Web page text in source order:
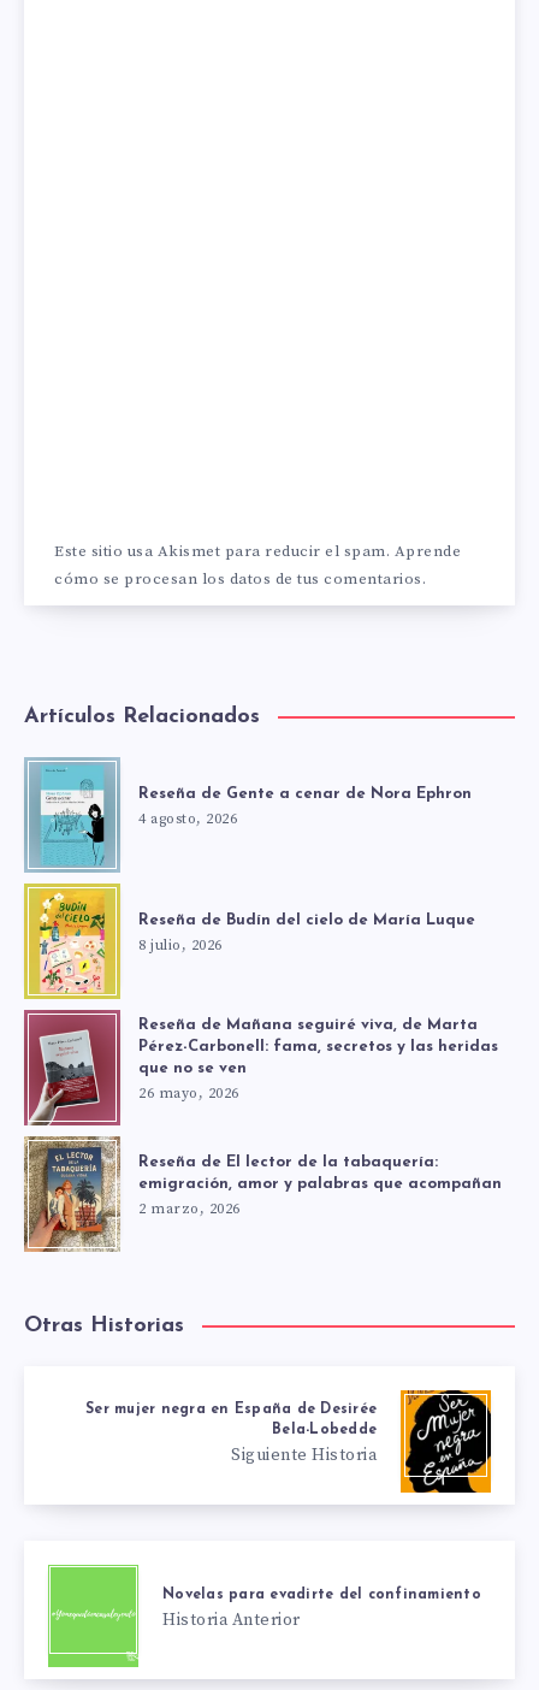
Este sitio usa Akismet para reducir el spam. Aprende
cómo se procesan los datos de tus comentarios.
Artículos Relacionados
Reseña de Gente a cenar de Nora Ephron
4 agosto, 2026
Reseña de Budín del cielo de María Luque
8 julio, 2026
Reseña de Mañana seguiré viva, de Marta
Pérez-Carbonell: fama, secretos y las heridas
que no se ven
26 mayo, 2026
Reseña de El lector de la tabaquería:
emigración, amor y palabras que acompañan
2 marzo, 2026
Otras Historias
Ser mujer negra en España de Desirée
Bela-Lobedde
Siguiente Historia
Novelas para evadirte del confinamiento
Historia Anterior